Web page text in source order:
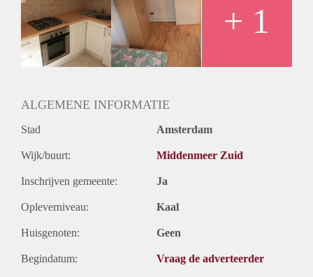
+ 1
ALGEMENE INFORMATIE
Stad Amsterdam
Wijk/buurt: Middenmeer Zuid
Inschrijven gemeente: Ja
Opleverniveau: Kaal
Huisgenoten: Geen
Begindatum: Vraag de adverteerder